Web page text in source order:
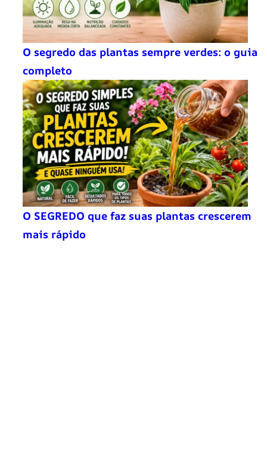
O segredo das plantas sempre verdes: o guia
completo
O SEGREDO que faz suas plantas crescerem
mais rápido